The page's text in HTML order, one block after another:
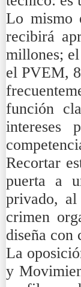
Lo mismo
recibirá
millones;
el PVEM,
función
intereses
Recortar
puerta a
privado,
crimen
diseña con
La
y